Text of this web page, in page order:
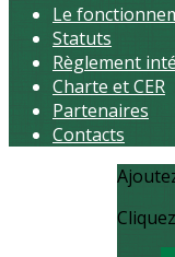
Le
Statuts
Règlement
Charte et CER
Partenaires
Contacts